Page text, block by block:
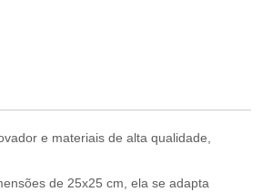
e materiais de alta qualidade,
de 25x25 cm, ela se adapta